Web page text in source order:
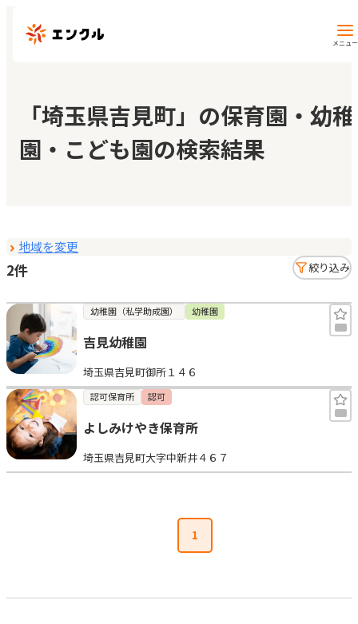
メニュー
保育園・幼稚園を探す
地図から探す
マイページ
お気に入り
見学日記
メッセージ
おすすめの園
「埼玉県吉見町」の保育園・幼稚
園・こども園の検索結果
地域を変更
2件 絞り込み
幼稚園（私学助成園） 幼稚園
吉見幼稚園
埼玉県吉見町御所１４６
認可保育所 認可
よしみけやき保育所
埼玉県吉見町大字中新井４６７
1